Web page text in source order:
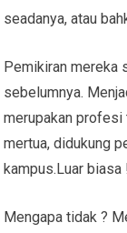
seadanya, atau
Pemikiran mereka
sebelumnya.
merupakan profesi
mertua, didukung
kampus.Luar biasa
Mengapa tidak ?